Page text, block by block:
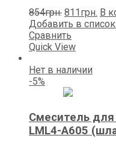
854грн.
цена
составляла
854грн..
811 грн. В
Добавить в
Сравнить
Quick View
Нет в наличии
-5%
Смеситель для
LML4-А605